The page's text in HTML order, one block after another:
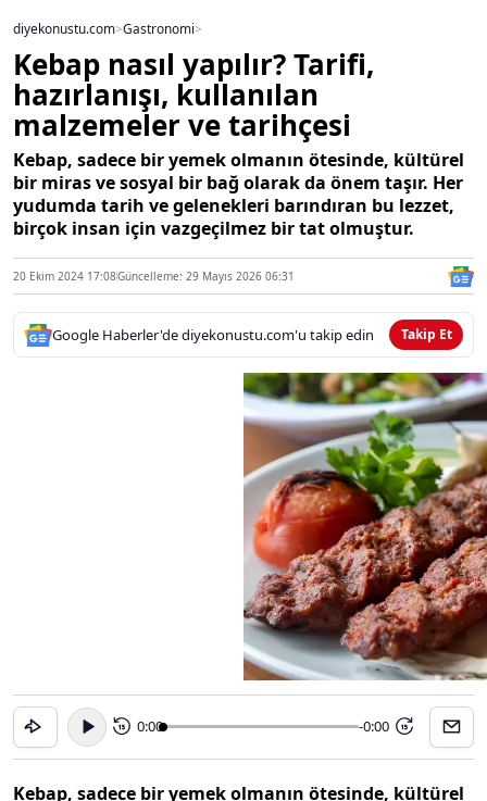
diyekonustu.com>Gastronomi>
Kebap nasıl yapılır? Tarifi,
hazırlanışı, kullanılan
malzemeler ve tarihçesi
Kebap, sadece bir yemek olmanın ötesinde, kültürel
bir miras ve sosyal bir bağ olarak da önem taşır. Her
yudumda tarih ve gelenekleri barındıran bu lezzet,
birçok insan için vazgeçilmez bir tat olmuştur.
20 Ekim 2024 17:08Güncelleme: 29 Mayıs 2026 06:31
Google Haberler'de diyekonustu.com'u takip edin Takip Et
15 0:00 -0:00 15
Kebap, sadece bir yemek olmanın ötesinde, kültürel